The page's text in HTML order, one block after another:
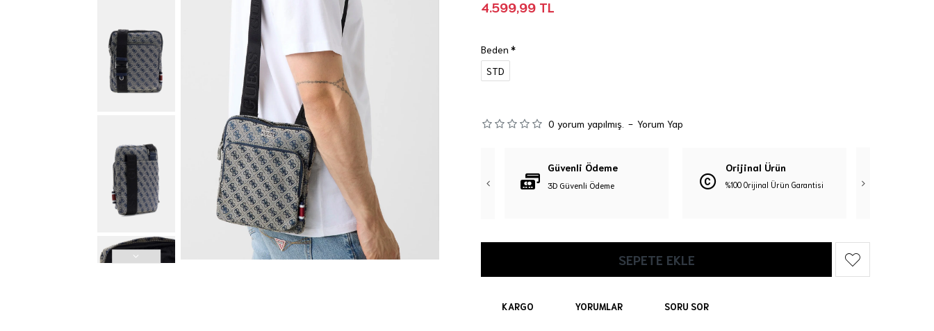
0 yorum yapılmış. - Yorum Yap
4.599,99 TL
Beden
STD
SEPETE EKLE
Güvenli Ödeme
3D Güvenli Ödeme %100 Orijinal Ürün Garantisi
Güvenli Ödeme
3D Güvenli Ödeme
Orijinal Ürün
%100 Orijinal Ürün Garantisi
KARGO YORUMLAR SORU SOR